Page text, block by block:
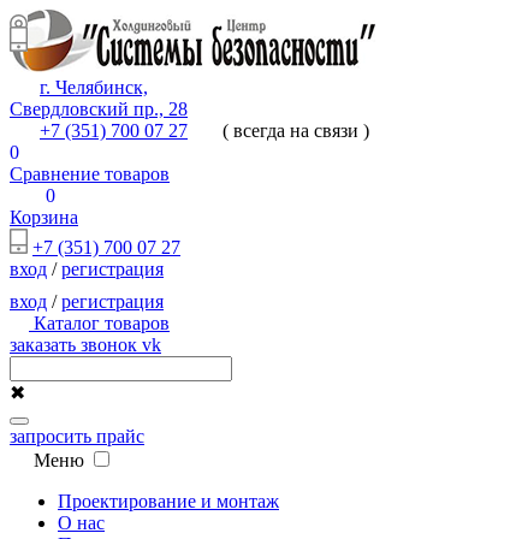
г. Челябинск,
Свердловский пр., 28
+7 (351) 700 07 27
( всегда на связи )
0
Сравнение товаров
0
Корзина
+7 (351) 700 07 27
вход /регистрация
вход /регистрация
Каталог товаров
заказать звонок vk
✖
запросить прайс
Меню
Проектирование и монтаж
О нас